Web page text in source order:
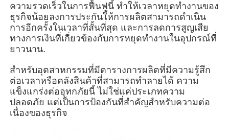
ข่าว
ขออ้าง
ความรวดเร็วในการฟื้นฟูนี้ ทําให้เวลาหยุดทํางานของ
ธุรกิจน้อยลงการประกันให้การผลิตสามารถดําเนิน
การอีกครั้งในเวลาที่สั้นที่สุด และการลดการสูญเสีย
ทางการเงินที่เกี่ยวข้องกับการหยุดทํางานในอุปกรณ์ที่
ยาวนาน.
สําหรับอุตสาหกรรมที่มีตารางการผลิตที่มีความรู้สึก
ต่อเวลาหรือคลังสินค้าที่สามารถทําลายได้ ความ
แข็งแกร่งต่ออุทกภัยนี้ ไม่ใช่แค่ประเภทความ
ปลอดภัย แต่เป็นการป้องกันที่สําคัญสําหรับความต่อ
เนื่องของธุรกิจ